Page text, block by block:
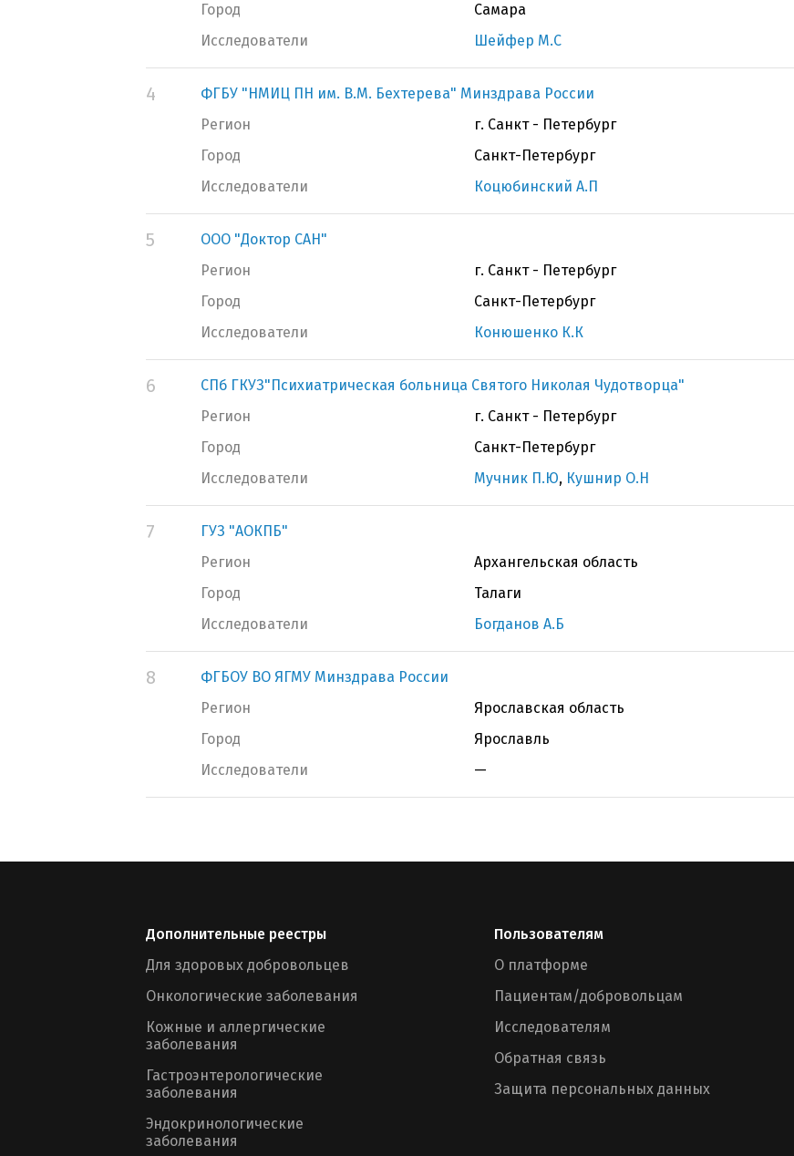
Город
Самара
Исследователи
Шейфер М.С
4
ФГБУ "НМИЦ ПН им. В.М. Бехтерева" Минздрава России
Регион
г. Санкт - Петербург
Город
Санкт-Петербург
Исследователи
Коцюбинский А.П
5
ООО "Доктор САН"
Регион
г. Санкт - Петербург
Город
Санкт-Петербург
Исследователи
Конюшенко К.К
6
СПб ГКУЗ"Психиатрическая больница Святого Николая Чудотворца"
Регион
г. Санкт - Петербург
Город
Санкт-Петербург
Исследователи
Мучник П.Ю, Кушнир О.Н
7
ГУЗ "АОКПБ"
Регион
Архангельская область
Город
Талаги
Исследователи
Богданов А.Б
8
ФГБОУ ВО ЯГМУ Минздрава России
Регион
Ярославская область
Город
Ярославль
Исследователи
—
Дополнительные реестры
Для здоровых добровольцев
Онкологические заболевания
Кожные и аллергические
заболевания
Гастроэнтерологические
заболевания
Эндокринологические
заболевания
Пользователям
О платформе
Пациентам/добровольцам
Исследователям
Обратная связь
Защита персональных данных